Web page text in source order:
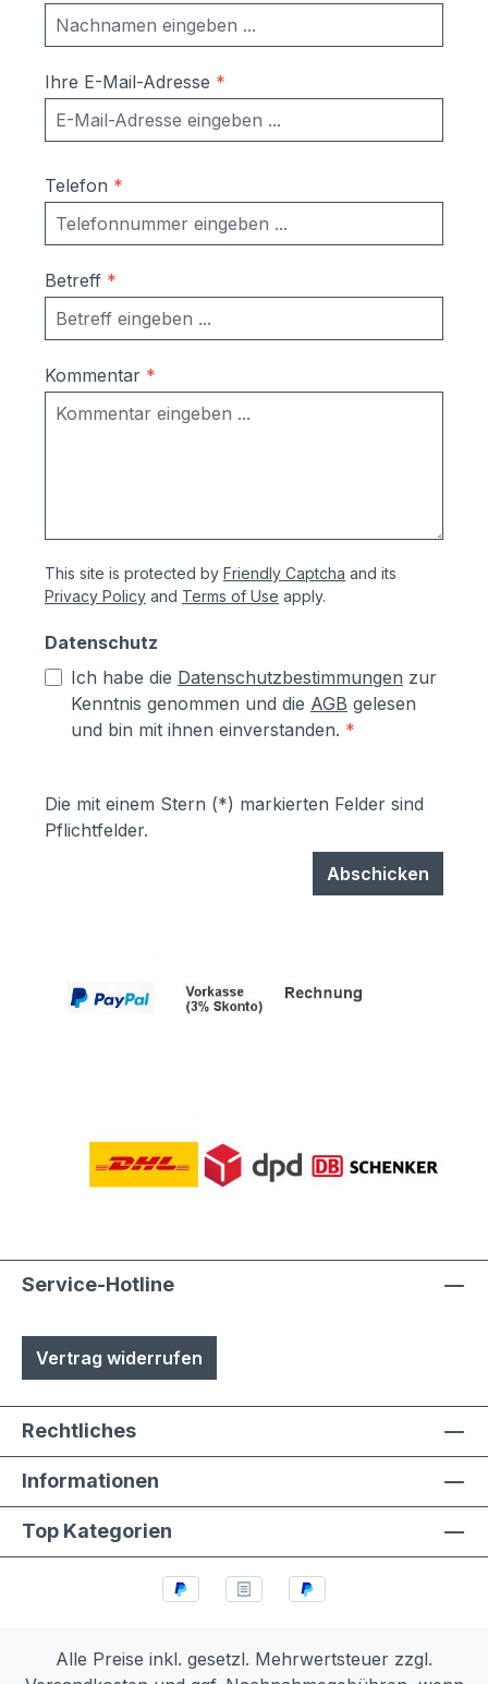
Ihre E-Mail-Adresse *
Telefon *
Betreff *
Kommentar *
This site is protected by Friendly Captcha and its
Privacy Policy and Terms of Use apply.
Datenschutz
Ich habe die Datenschutzbestimmungen zur
Kenntnis genommen und die AGB gelesen
und bin mit ihnen einverstanden. *
Die mit einem Stern (*) markierten Felder sind
Pflichtfelder.
Abschicken
Service-Hotline
Vertrag widerrufen
Rechtliches
Informationen
Top Kategorien
Alle Preise inkl. gesetzl. Mehrwertsteuer zzgl.